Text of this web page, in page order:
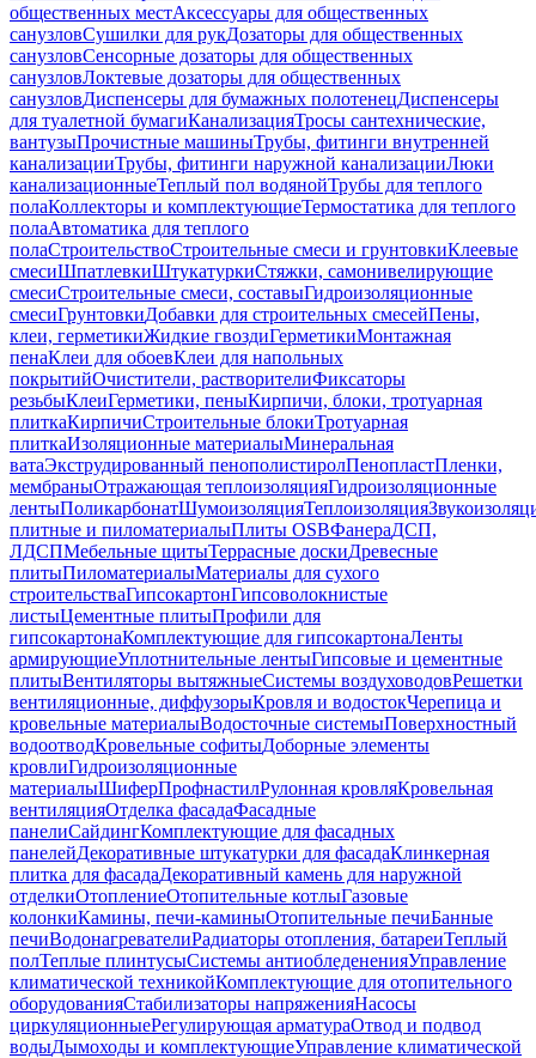
общественных местАксессуары для общественных
санузловСушилки для рукДозаторы для общественных
санузловСенсорные дозаторы для общественных
санузловЛоктевые дозаторы для общественных
санузловДиспенсеры для бумажных полотенецДиспенсеры
для туалетной бумагиКанализацияТросы сантехнические,
вантузыПрочистные машиныТрубы, фитинги внутренней
канализацииТрубы, фитинги наружной канализацииЛюки
канализационныеТеплый пол водянойТрубы для теплого
полаКоллекторы и комплектующиеТермостатика для теплого
полаАвтоматика для теплого
полаСтроительствоСтроительные смеси и грунтовкиКлеевые
смесиШпатлевкиШтукатуркиСтяжки, самонивелирующие
смесиСтроительные смеси, составыГидроизоляционные
смесиГрунтовкиДобавки для строительных смесейПены,
клеи, герметикиЖидкие гвоздиГерметикиМонтажная
пенаКлеи для обоевКлеи для напольных
покрытийОчистители, растворителиФиксаторы
резьбыКлеиГерметики, пеныКирпичи, блоки, тротуарная
плиткаКирпичиСтроительные блокиТротуарная
плиткаИзоляционные материалыМинеральная
ватаЭкструдированный пенополистиролПенопластПленки,
мембраныОтражающая теплоизоляцияГидроизоляционные
лентыПоликарбонатШумоизоляцияТеплоизоляция
плитные и пиломатериалыПлиты OSBФанераДСП,
ЛДСПМебельные щитыТеррасные доскиДревесные
плитыПиломатериалыМатериалы для сухого
строительстваГипсокартонГипсоволокнистые
листыЦементные плитыПрофили для
гипсокартонаКомплектующие для гипсокартонаЛенты
армирующиеУплотнительные лентыГипсовые и цементные
плитыВентиляторы вытяжныеСистемы воздуховодовРешетки
вентиляционные, диффузорыКровля и водостокЧерепица и
кровельные материалыВодосточные системыПоверхностный
водоотводКровельные софитыДоборные элементы
кровлиГидроизоляционные
материалыШиферПрофнастилРулонная кровляКровельная
вентиляцияОтделка фасадаФасадные
панелиСайдингКомплектующие для фасадных
панелейДекоративные штукатурки для фасадаКлинкерная
плитка для фасадаДекоративный камень для наружной
отделкиОтоплениеОтопительные котлыГазовые
колонкиКамины, печи-каминыОтопительные печиБанные
печиВодонагревателиРадиаторы отопления, батареиТеплый
полТеплые плинтусыСистемы антиобледененияУправление
климатической техникойКомплектующие для отопительного
оборудованияСтабилизаторы напряженияНасосы
циркуляционныеРегулирующая арматураОтвод и подвод
водыДымоходы и комплектующиеУправление климатической